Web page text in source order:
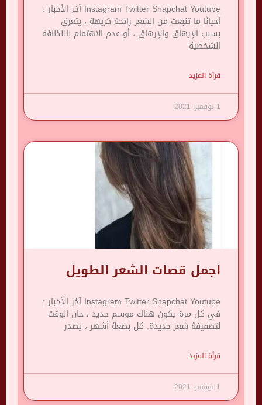
Instagram Twitter Snapchat Youtube آخر الأخبار :
أحيانًا ما تنبعث من الشعر رائحة كريهة ، يتعرق
بسبب الإرهاق والإرهاق ، أو عدم الاهتمام بالنظافة
الشخصية
قرأة المزيد
1 نوفمبر، 2021
اجمل قصات الشعر الطويل
Instagram Twitter Snapchat Youtube آخر الأخبار :
في كل مرة يكون هناك موسم جديد ، حان الوقت
لتصفيفة شعر جديدة. كل بضعة أشهر ، يصدر
قرأة المزيد
1 نوفمبر، 2021